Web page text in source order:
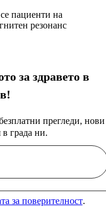
за здравето в
прегледи, нови
града ни.
за поверителност.